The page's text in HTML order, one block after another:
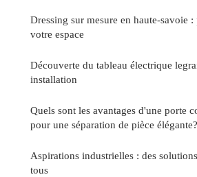
Dressing sur mesure en haute-savoie :
votre espace
Découverte du tableau électrique
installation
Quels sont les avantages d'une porte
pour une séparation de pièce élégante?
Aspirations industrielles : des
tous